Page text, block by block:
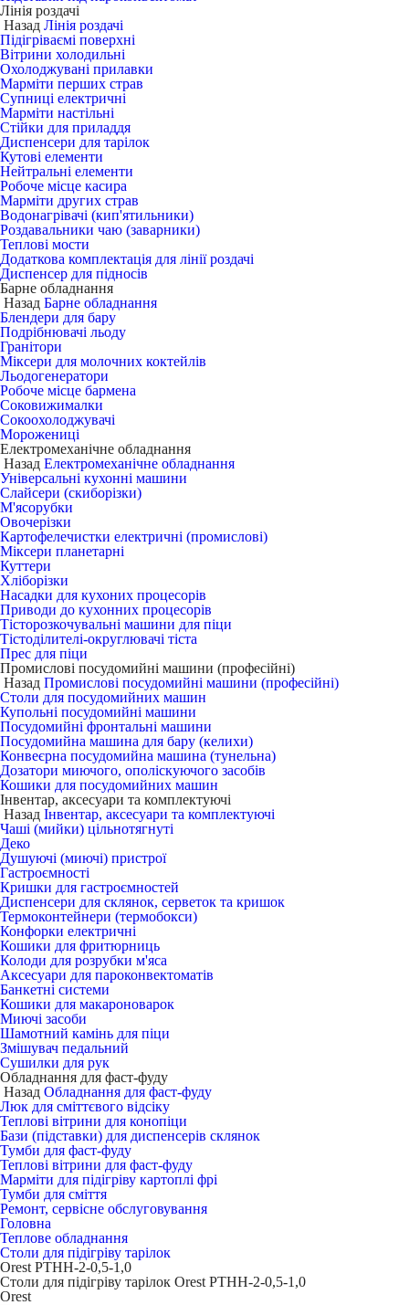
Лінія роздачі
Назад Лінія роздачі
Підігріваємі поверхні
Вітрини холодильні
Охолоджувані прилавки
Марміти перших страв
Супниці електричні
Марміти настільні
Стійки для приладдя
Диспенсери для тарілок
Кутові елементи
Нейтральні елементи
Робоче місце касира
Марміти других страв
Водонагрівачі (кип'ятильники)
Роздавальники чаю (заварники)
Теплові мости
Додаткова комплектація для лінії роздачі
Диспенсер для підносів
Барне обладнання
Назад Барне обладнання
Блендери для бару
Подрібнювачі льоду
Гранітори
Міксери для молочних коктейлів
Льодогенератори
Робоче місце бармена
Соковижималки
Сокоохолоджувачі
Морожениці
Електромеханічне обладнання
Назад Електромеханічне обладнання
Універсальні кухонні машини
Слайсери (скиборізки)
М'ясорубки
Овочерізки
Картофелечистки електричні (промислові)
Міксери планетарні
Куттери
Хліборізки
Насадки для кухоних процесорів
Приводи до кухонних процесорів
Тісторозкочувальні машини для піци
Тістоділителі-округлювачі тіста
Прес для піци
Промислові посудомийні машини (професійні)
Назад Промислові посудомийні машини (професійні)
Столи для посудомийних машин
Купольні посудомийні машини
Посудомийні фронтальні машини
Посудомийна машина для бару (келихи)
Конвеєрна посудомийна машина (тунельна)
Дозатори миючого, ополіскуючого засобів
Кошики для посудомийних машин
Інвентар, аксесуари та комплектуючі
Назад Інвентар, аксесуари та комплектуючі
Чаші (мийки) цільнотягнуті
Деко
Душуючі (миючі) пристрої
Гастроємності
Кришки для гастроємностей
Диспенсери для склянок, серветок та кришок
Термоконтейнери (термобокси)
Конфорки електричні
Кошики для фритюрниць
Колоди для розрубки м'яса
Аксесуари для пароконвектоматів
Банкетні системи
Кошики для макароноварок
Миючі засоби
Шамотний камінь для піци
Змішувач педальний
Сушилки для рук
Обладнання для фаст-фуду
Назад Обладнання для фаст-фуду
Люк для сміттєвого відсіку
Теплові вітрини для конопіци
Бази (підставки) для диспенсерів склянок
Тумби для фаст-фуду
Теплові вітрини для фаст-фуду
Марміти для підігріву картоплі фрі
Тумби для сміття
Ремонт, сервісне обслуговування
Головна
Теплове обладнання
Столи для підігріву тарілок
Orest РТНН-2-0,5-1,0
Столи для підігріву тарілок Orest РТНН-2-0,5-1,0
Orest